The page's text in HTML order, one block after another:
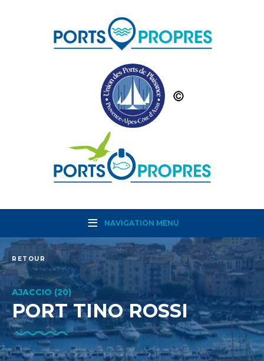
NAVIGATION MENU
RETOUR
AJACCIO (20)
PORT TINO ROSSI